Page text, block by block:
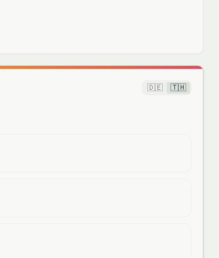
🇩🇪 🇹🇭